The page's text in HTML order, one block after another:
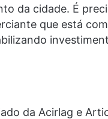
da cidade. É
que está
da Acirlag e